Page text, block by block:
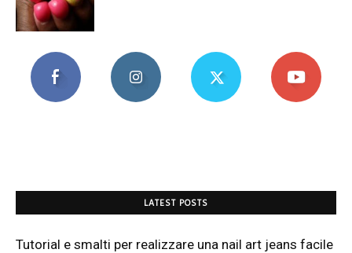
LATEST POSTS
Tutorial e smalti per realizzare una nail art jeans facile